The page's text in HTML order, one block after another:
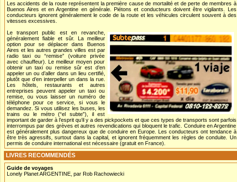
Les accidents de la route représentent la première cause de mortalité et de perte de membres à
Buenos Aires et en Argentine en générale. Piétons et conducteurs doivent être vigilants. Les
conducteurs ignorent généralement le code de la route et les véhicules circulent souvent à des
vitesses excessives.
Le transport public est en revanche,
généralement fiable et sûr. La meilleur
option pour se déplacer dans Buenos
Aires et les autres grandes villes est par
radio taxi ou “remise” (voiture privée
avec chauffeur). Le meilleur moyen pour
obtenir un taxi ou remise sûr est d’en
appeler un ou d’aller dans un lieu certifié,
plutôt que d’en interpeller un dans la rue.
Les hôtels, restaurants et autres
entreprises peuvent appeler un taxi ou
remise, ou vous laisser un numéro de
téléphone pour ce service, si vous le
demandez. Si vous utilisez les buses, les
trains ou le métro (“el subte”), il est
important de garder à l’esprit qu’il y a des pickpockets et que ces types de transports sont parfois
interrompus par des grèves et autres revendications qui bloquent le trafic. Conduire en Argentine
est généralement plus dangereux que de conduire en Europe. Les conducteurs ont tendance à
être très agressifs, surtout dans la capital, et ignorent fréquemment les règles de conduite. Un
permis de conduire international est nécessaire (gratuit en France).
LIVRES RECOMMENDÉS
Guide de voyages
Lonely Planet ARGENTINE, par Rob Rachowiecki